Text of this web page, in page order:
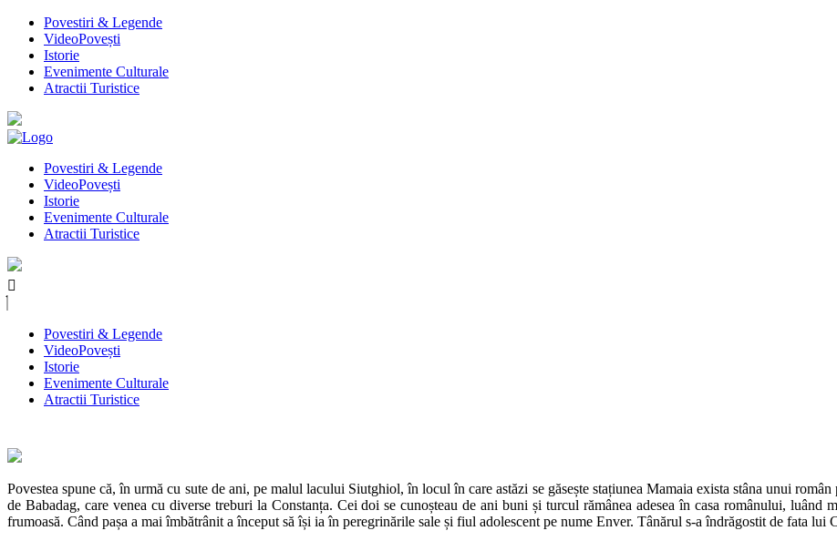
Povestiri & Legende
VideoPovești
Istorie
Evenimente Culturale
Atractii Turistice
Povestiri & Legende
VideoPovești
Istorie
Evenimente Culturale
Atractii Turistice
Povestiri & Legende
VideoPovești
Istorie
Evenimente Culturale
Atractii Turistice
Povestea spune că, în urmă cu sute de ani, pe malul lacului Siutghiol, în locul în care astăzi se găsește stațiunea Mamaia exista stâna unui
de Babadag, care venea cu diverse treburi la Constanța. Cei doi se cunoșteau de ani buni și turcul rămânea adesea în casa românului, luând
frumoasă. Când pașa a mai îmbătrânit a început să își ia în peregrinările sale și fiul adolescent pe nume Enver. Tânărul s-a îndrăgostit de fata lui